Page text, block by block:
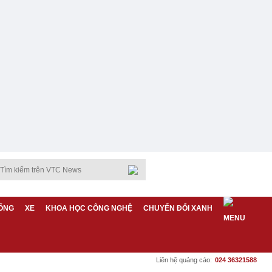
XE KHOA HỌC CÔNG NGHỆ CHUYỂN ĐỔI XANH
Liên hệ quảng cáo: 024 36321588